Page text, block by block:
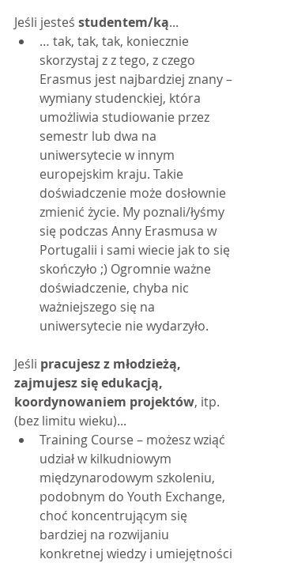
Jeśli jesteś studentem/ką...
… tak, tak, tak, koniecznie
skorzystaj z z tego, z czego
Erasmus jest najbardziej znany –
wymiany studenckiej, która
umożliwia studiowanie przez
semestr lub dwa na
uniwersytecie w innym
europejskim kraju. Takie
doświadczenie może dosłownie
zmienić życie. My poznali/łyśmy
się podczas Anny Erasmusa w
Portugalii i sami wiecie jak to się
skończyło ;) Ogromnie ważne
doświadczenie, chyba nic
ważniejszego się na
uniwersytecie nie wydarzyło.
Jeśli pracujesz z młodzieżą,
zajmujesz się edukacją,
koordynowaniem projektów, itp.
(bez limitu wieku)...
Training Course – możesz wziąć
udział w kilkudniowym
międzynarodowym szkoleniu,
podobnym do Youth Exchange,
choć koncentrującym się
bardziej na rozwijaniu
konkretnej wiedzy i umiejętności